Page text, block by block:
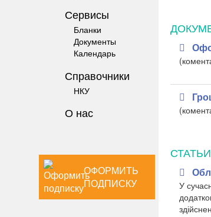
Сервисы
Бланки
Документы
Календарь
Справочники
НКУ
О нас
ОФОРМИТЬ
ПОДПИСКУ
СТАТЬИ
У